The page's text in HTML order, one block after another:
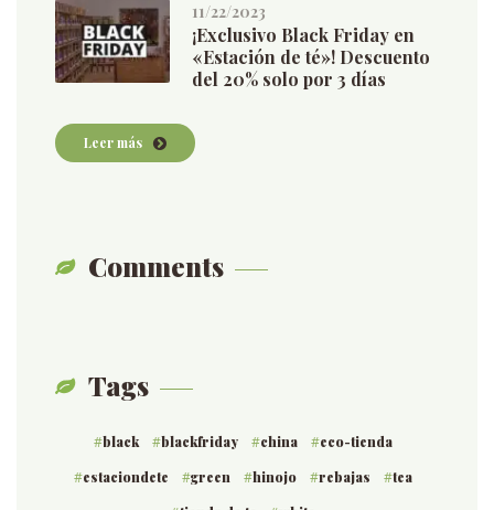
11/22/2023
¡Exclusivo Black Friday en
«Estación de té»! Descuento
del 20% solo por 3 días
Leer más
Comments
Tags
black blackfriday china
eco-tienda
estaciondete
green hinojo rebajas
tea